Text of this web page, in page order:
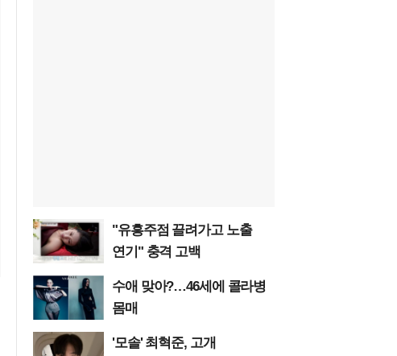
"유흥주점 끌려가고 노출
연기" 충격 고백
수애 맞아?…46세에 콜라병
몸매
'모솔' 최혁준, 고개